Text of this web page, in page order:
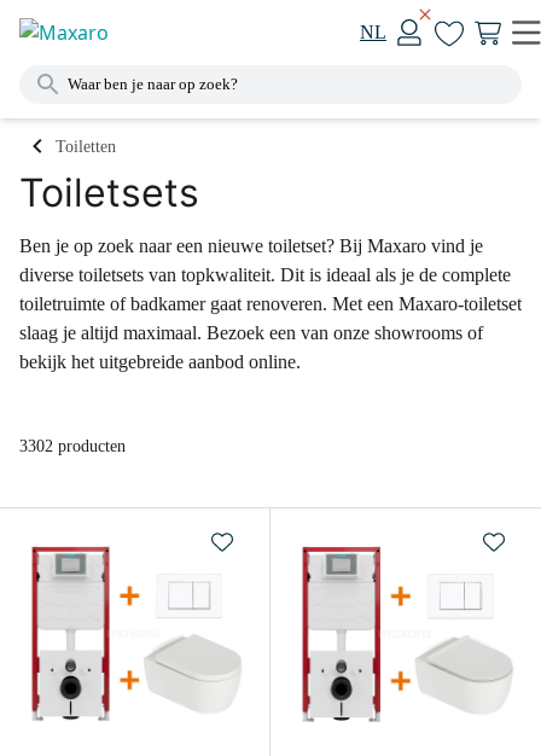
NL
Toiletten
Toiletsets
Ben je op zoek naar een nieuwe toiletset? Bij Maxaro vind je
diverse toiletsets van topkwaliteit. Dit is ideaal als je de complete
toiletruimte of badkamer gaat renoveren. Met een Maxaro-toiletset
slaag je altijd maximaal. Bezoek een van onze showrooms of
bekijk het uitgebreide aanbod online.
3302 producten